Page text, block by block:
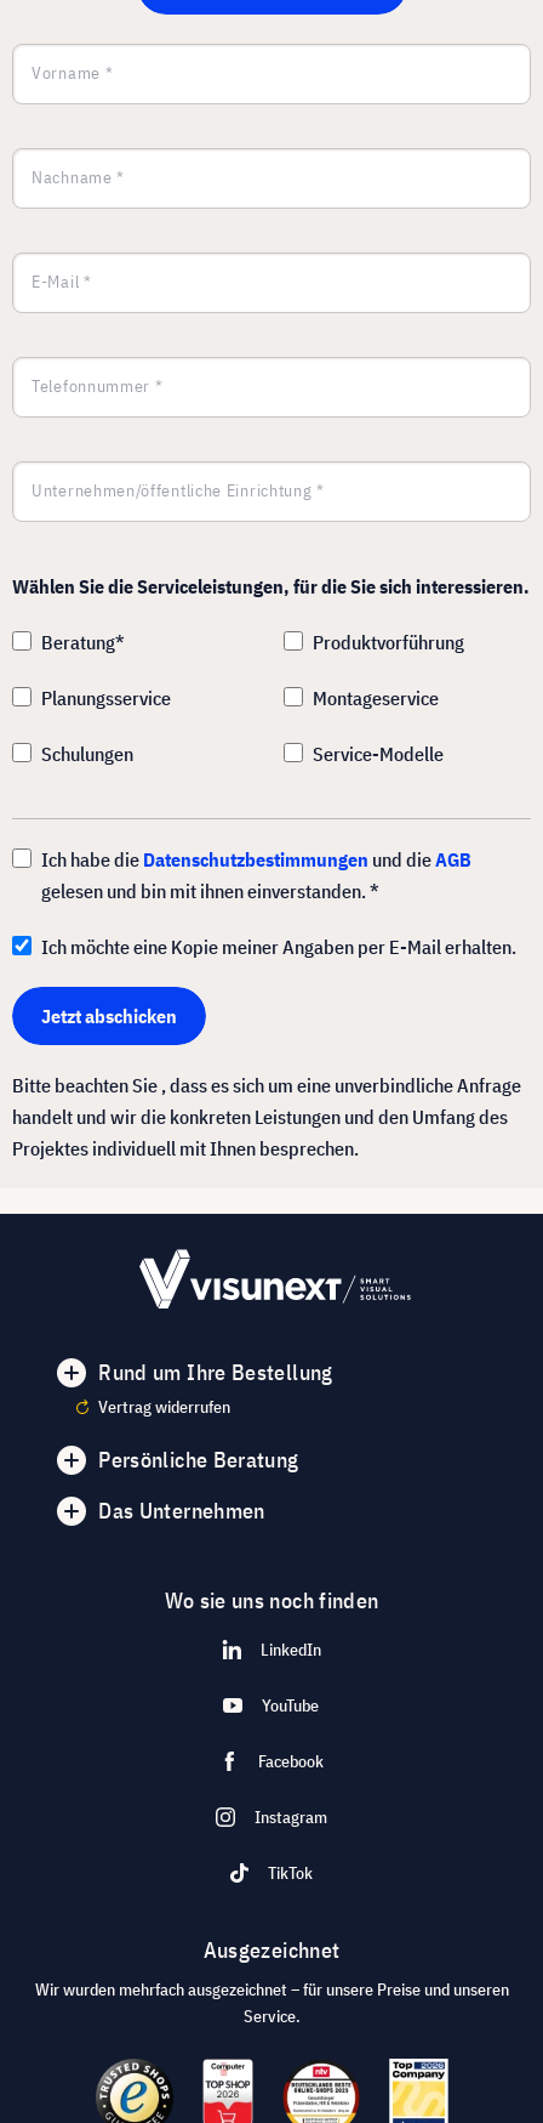
Vorname *
Nachname *
E-Mail *
Telefonnummer *
Unternehmen/öffentliche Einrichtung *
Wählen Sie die Serviceleistungen, für die Sie sich interessieren.
Beratung* Produktvorführung
Planungsservice Montageservice
Schulungen Service-Modelle
Ich habe die Datenschutzbestimmungen und dieAGB
gelesen und bin mit ihnen einverstanden. *
Ich möchte eine Kopie meiner Angaben per E-Mail erhalten.
Jetzt abschicken
Bitte beachten Sie , dass es sich um eine unverbindliche Anfrage
handelt und wir die konkreten Leistungen und den Umfang des
Projektes individuell mit Ihnen besprechen.
Rund um Ihre Bestellung
Vertrag widerrufen
Persönliche Beratung
Das Unternehmen
Wo sie uns noch finden
LinkedIn
YouTube
Facebook
Instagram
TikTok
Ausgezeichnet
Wir wurden mehrfach ausgezeichnet – für unsere Preise und unseren
Service.